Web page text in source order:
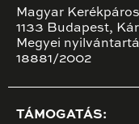
Magyar
1133 Budapest,
Megyei
18881/2002
TÁMOGATÁS: